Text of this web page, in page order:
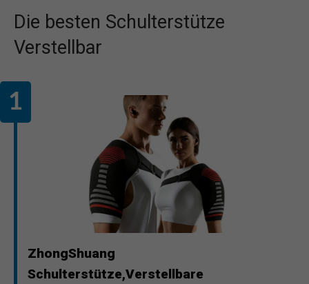
Die besten Schulterstütze
Verstellbar
ZhongShuang
Schulterstütze,Verstellbare